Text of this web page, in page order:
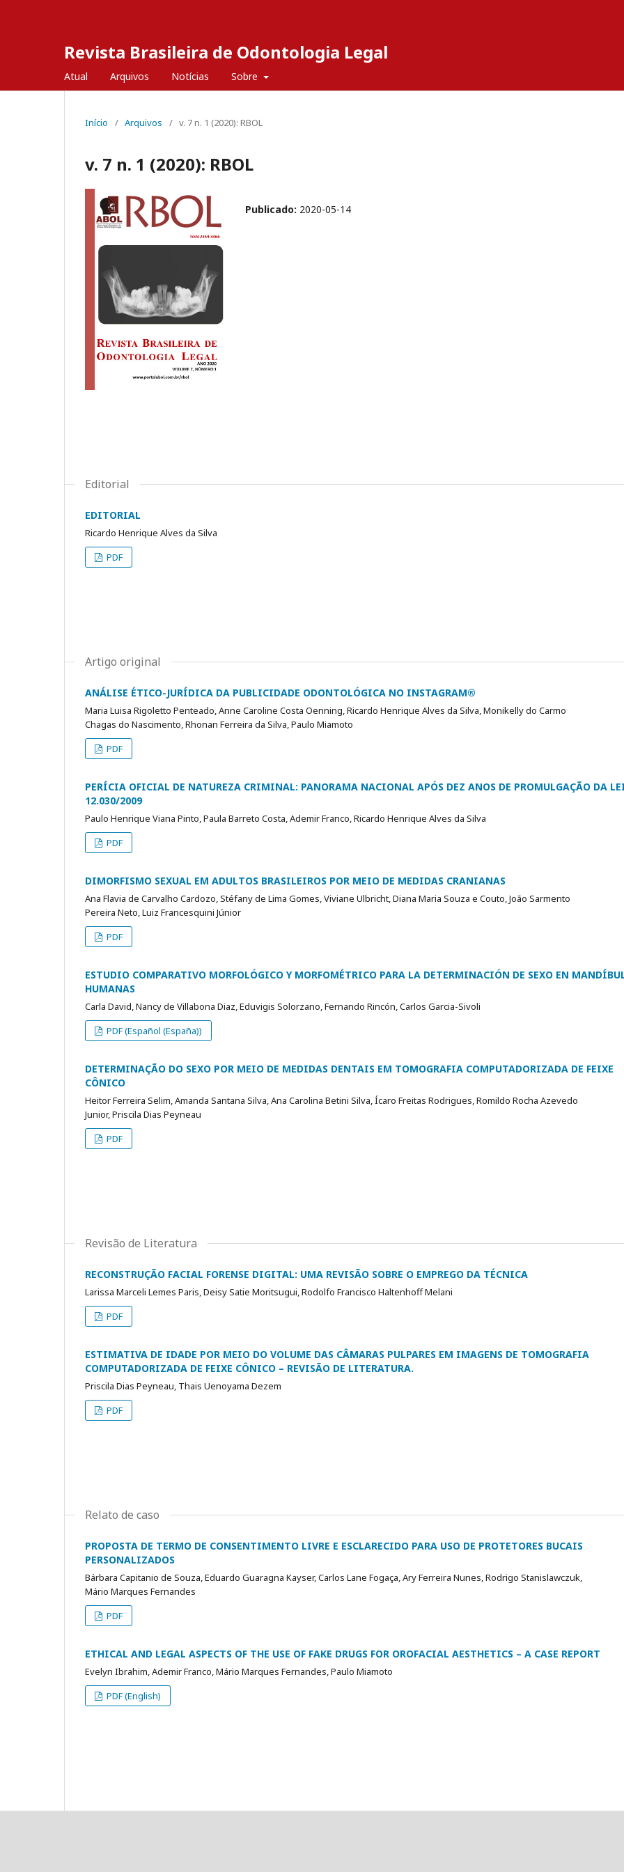
Revista Brasileira de Odontologia Legal
Atual Arquivos Notícias Sobre
Início / Arquivos / v. 7 n. 1 (2020): RBOL
v. 7 n. 1 (2020): RBOL
Publicado: 2020-05-14
Editorial
EDITORIAL
Ricardo Henrique Alves da Silva
PDF
Artigo original
ANÁLISE ÉTICO-JURÍDICA DA PUBLICIDADE ODONTOLÓGICA NO INSTAGRAM®
Maria Luisa Rigoletto Penteado, Anne Caroline Costa Oenning, Ricardo Henrique Alves da Silva, Monikelly do Carmo
Chagas do Nascimento, Rhonan Ferreira da Silva, Paulo Miamoto
PDF
PERÍCIA OFICIAL DE NATUREZA CRIMINAL: PANORAMA NACIONAL APÓS DEZ ANOS DE PROMULGAÇÃO DA
12.030/2009
Paulo Henrique Viana Pinto, Paula Barreto Costa, Ademir Franco, Ricardo Henrique Alves da Silva
PDF
DIMORFISMO SEXUAL EM ADULTOS BRASILEIROS POR MEIO DE MEDIDAS CRANIANAS
Ana Flavia de Carvalho Cardozo, Stéfany de Lima Gomes, Viviane Ulbricht, Diana Maria Souza e Couto, João Sarmento
Pereira Neto, Luiz Francesquini Júnior
PDF
ESTUDIO COMPARATIVO MORFOLÓGICO Y MORFOMÉTRICO PARA LA DETERMINACIÓN DE SEXO EN
HUMANAS
Carla David, Nancy de Villabona Diaz, Eduvigis Solorzano, Fernando Rincón, Carlos Garcia-Sivoli
PDF (Español (España))
DETERMINAÇÃO DO SEXO POR MEIO DE MEDIDAS DENTAIS EM TOMOGRAFIA COMPUTADORIZADA DE FEIXE
CÔNICO
Heitor Ferreira Selim, Amanda Santana Silva, Ana Carolina Betini Silva, Ícaro Freitas Rodrigues, Romildo Rocha Azevedo
Junior, Priscila Dias Peyneau
PDF
Revisão de Literatura
RECONSTRUÇÃO FACIAL FORENSE DIGITAL: UMA REVISÃO SOBRE O EMPREGO DA TÉCNICA
Larissa Marceli Lemes Paris, Deisy Satie Moritsugui, Rodolfo Francisco Haltenhoff Melani
PDF
ESTIMATIVA DE IDADE POR MEIO DO VOLUME DAS CÂMARAS PULPARES EM IMAGENS DE TOMOGRAFIA
COMPUTADORIZADA DE FEIXE CÔNICO – REVISÃO DE LITERATURA.
Priscila Dias Peyneau, Thais Uenoyama Dezem
PDF
Relato de caso
PROPOSTA DE TERMO DE CONSENTIMENTO LIVRE E ESCLARECIDO PARA USO DE PROTETORES BUCAIS
PERSONALIZADOS
Bárbara Capitanio de Souza, Eduardo Guaragna Kayser, Carlos Lane Fogaça, Ary Ferreira Nunes, Rodrigo Stanislawczuk,
Mário Marques Fernandes
PDF
ETHICAL AND LEGAL ASPECTS OF THE USE OF FAKE DRUGS FOR OROFACIAL AESTHETICS – A CASE REPORT
Evelyn Ibrahim, Ademir Franco, Mário Marques Fernandes, Paulo Miamoto
PDF (English)